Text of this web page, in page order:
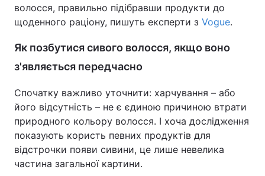
Техно і зв'язок
Здоров'я Туризм
Цікавинки Погода
Екологія Регіони
Лонгріди
волосся, правильно підібравши продукти до
щоденного раціону, пишуть експерти з Vogue.
Як позбутися сивого волосся, якщо воно
з'являється передчасно
Спочатку важливо уточнити: харчування – або
його відсутність – не є єдиною причиною втрати
природного кольору волосся. І хоча дослідження
показують користь певних продуктів для
відстрочки появи сивини, це лише невелика
частина загальної картини.